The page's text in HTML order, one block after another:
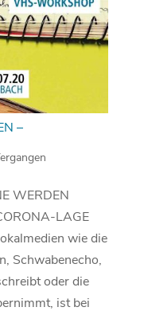
–
WERDEN
LAGE
wie die
Schwabenecho,
oder die
ist bei